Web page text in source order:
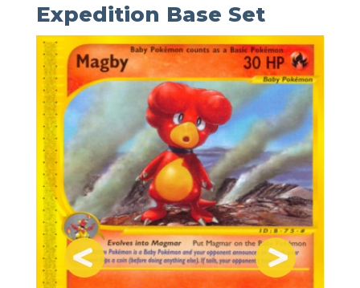
Expedition Base Set